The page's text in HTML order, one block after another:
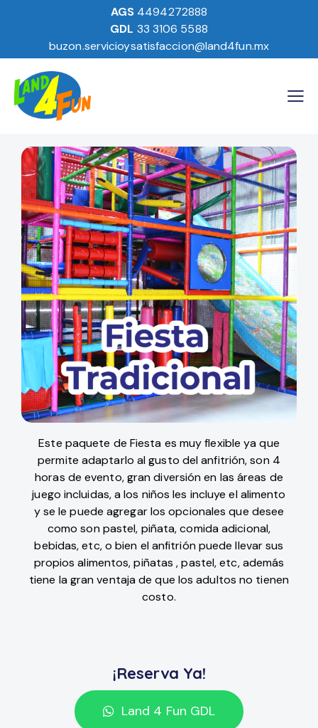
AGS 4494272888
GDL 33 3106 5588
buzon.servicioysatisfaccion@land4fun.mx
Este paquete de Fiesta es muy flexible ya que
permite adaptarlo al gusto del anfitrión, son 4
horas de evento, gran diversión en las áreas de
juego incluidas, a los niños les incluye el alimento
y se le puede agregar los opcionales que desee
como son pastel, piñata, comida adicional,
bebidas, etc, o bien el anfitrión puede llevar sus
propios alimentos, piñatas , pastel, etc, además
tiene la gran ventaja de que los adultos no tienen
costo.
¡Reserva Ya!
Land 4 Fun GDL